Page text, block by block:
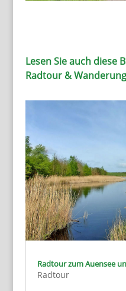
Lesen Sie auch diese
Radtour &
Radtour zum Auensee
Radtour